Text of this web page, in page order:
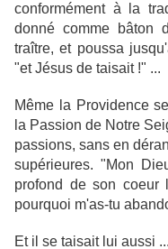
conformément à la
donné comme bâton
traître, et poussa
"et Jésus de taisait !" ...
Même la Providence
la Passion de Notre
passions, sans en
supérieures. "Mon
profond de son coeur
pourquoi m'as-tu
Et il se taisait lui aussi ...